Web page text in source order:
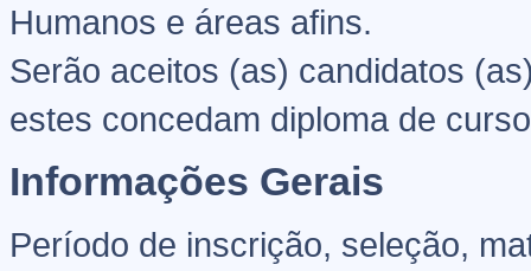
Humanos e áreas afins.
Serão aceitos (as) candidatos
estes concedam diploma de
Informações Gerais
Período de inscrição, seleção,